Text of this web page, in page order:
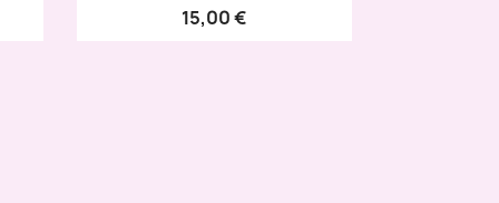
15,00 €